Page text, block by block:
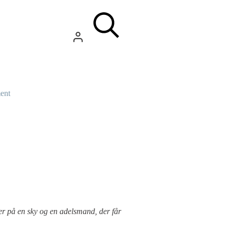
på en sky og en adelsmand, der får